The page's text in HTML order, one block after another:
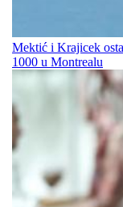
Mektić i Krajicek
1000 u Montrealu